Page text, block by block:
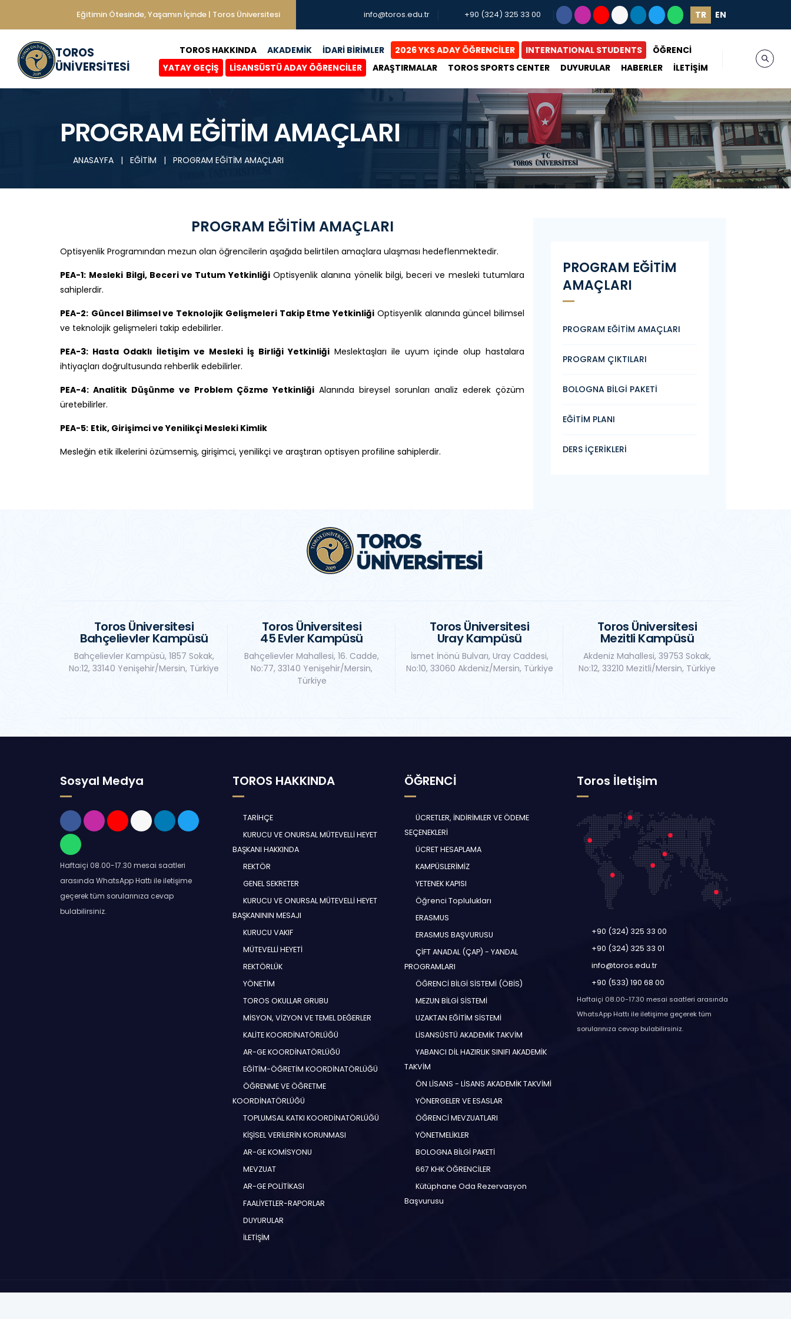
Eğitimin Ötesinde, Yaşamın İçinde | Toros Üniversitesi info@toros.edu.tr +90 (324) 325 33 00 TR EN
TOROS
ÜNİVERSİTESİ
TOROS HAKKINDA AKADEMİK İDARİ BİRİMLER 2026 YKS ADAY ÖĞRENCİLER INTERNATIONAL STUDENTS
ÖĞRENCİ
YATAY GEÇİŞ
LİSANSÜSTÜ ADAY ÖĞRENCİLER ARAŞTIRMALAR TOROS SPORTS CENTER DUYURULAR HABERLER İLETİŞİM
PROGRAM EĞİTİM AMAÇLARI
ANASAYFA | EĞİTİM | PROGRAM EĞİTİM AMAÇLARI
PROGRAM EĞİTİM AMAÇLARI
Optisyenlik Programından mezun olan öğrencilerin aşağıda belirtilen amaçlara ulaşması hedeflenmektedir.
PEA-1: Mesleki Bilgi, Beceri ve Tutum YetkinliğiOptisyenlik alanına yönelik bilgi, beceri ve mesleki tutumlara
sahiplerdir.
PEA-2: Güncel Bilimsel ve Teknolojik Gelişmeleri Takip Etme Yetkinliği Optisyenlik alanında güncel bilimsel
ve teknolojik gelişmeleri takip edebilirler.
PEA-3: Hasta Odaklı İletişim ve Mesleki İş Birliği Yetkinliği Meslektaşları ile uyum içinde olup hastalara
ihtiyaçları doğrultusunda rehberlik edebilirler.
PEA-4: Analitik Düşünme ve Problem Çözme Yetkinliği Alanında bireysel sorunları analiz ederek çözüm
üretebilirler.
PEA-5: Etik, Girişimci ve Yenilikçi Mesleki Kimlik
Mesleğin etik ilkelerini özümsemiş, girişimci, yenilikçi ve araştıran optisyen profiline sahiplerdir.
PROGRAM EĞİTİM
AMAÇLARI
PROGRAM EĞİTİM AMAÇLARI
PROGRAM ÇIKTILARI
BOLOGNA BİLGİ PAKETİ
EĞİTİM PLANI
DERS İÇERİKLERİ
Toros Üniversitesi
Bahçelievler Kampüsü
Bahçelievler Kampüsü, 1857 Sokak,
No:12, 33140 Yenişehir/Mersin, Türkiye
Toros Üniversitesi
45 Evler Kampüsü
Bahçelievler Mahallesi, 16. Cadde,
No:77, 33140 Yenişehir/Mersin,
Türkiye
Toros Üniversitesi
Uray Kampüsü
İsmet İnönü Bulvarı, Uray Caddesi,
No:10, 33060 Akdeniz/Mersin, Türkiye
Toros Üniversitesi
Mezitli Kampüsü
Akdeniz Mahallesi, 39753 Sokak,
No:12, 33210 Mezitli/Mersin, Türkiye
Sosyal Medya
Haftaiçi 08.00-17.30 mesai saatleri
arasında WhatsApp Hattı ile iletişime
geçerek tüm sorularınıza cevap
bulabilirsiniz.
TOROS HAKKINDA
TARİHÇE
KURUCU VE ONURSAL MÜTEVELLİ HEYET
BAŞKANI HAKKINDA
REKTÖR
GENEL SEKRETER
KURUCU VE ONURSAL MÜTEVELLİ HEYET
BAŞKANININ MESAJI
KURUCU VAKIF
MÜTEVELLİ HEYETİ
REKTÖRLÜK
YÖNETİM
TOROS OKULLAR GRUBU
MİSYON, VİZYON VE TEMEL DEĞERLER
KALİTE KOORDİNATÖRLÜĞÜ
AR-GE KOORDİNATÖRLÜĞÜ
EĞİTİM-ÖĞRETİM KOORDİNATÖRLÜĞÜ
ÖĞRENME VE ÖĞRETME
KOORDİNATÖRLÜĞÜ
TOPLUMSAL KATKI KOORDİNATÖRLÜĞÜ
KİŞİSEL VERİLERİN KORUNMASI
AR-GE KOMİSYONU
MEVZUAT
AR-GE POLİTİKASI
FAALİYETLER-RAPORLAR
DUYURULAR
İLETİŞİM
ÖĞRENCİ
ÜCRETLER, İNDİRİMLER VE ÖDEME
SEÇENEKLERİ
ÜCRET HESAPLAMA
KAMPÜSLERİMİZ
YETENEK KAPISI
Öğrenci Toplulukları
ERASMUS
ERASMUS BAŞVURUSU
ÇİFT ANADAL (ÇAP) - YANDAL
PROGRAMLARI
ÖĞRENCİ BİLGİ SİSTEMİ (ÖBİS)
MEZUN BİLGİ SİSTEMİ
UZAKTAN EĞİTİM SİSTEMİ
LİSANSÜSTÜ AKADEMİK TAKVİM
YABANCI DİL HAZIRLIK SINIFI AKADEMİK
TAKVİM
ÖN LİSANS - LİSANS AKADEMİK TAKVİMİ
YÖNERGELER VE ESASLAR
ÖĞRENCİ MEVZUATLARI
YÖNETMELİKLER
BOLOGNA BİLGİ PAKETİ
667 KHK ÖĞRENCİLER
Kütüphane Oda Rezervasyon
Başvurusu
Toros İletişim
+90 (324) 325 33 00
+90 (324) 325 33 01
info@toros.edu.tr
+90 (533) 190 68 00
Haftaiçi 08.00-17.30 mesai saatleri arasında
WhatsApp Hattı ile iletişime geçerek tüm
sorularınıza cevap bulabilirsiniz.